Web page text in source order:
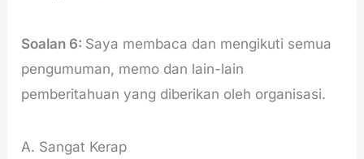
Soalan 6: Saya membaca dan mengikuti semua
pengumuman, memo dan lain-lain
pemberitahuan yang diberikan oleh organisasi.
A. Sangat Kerap